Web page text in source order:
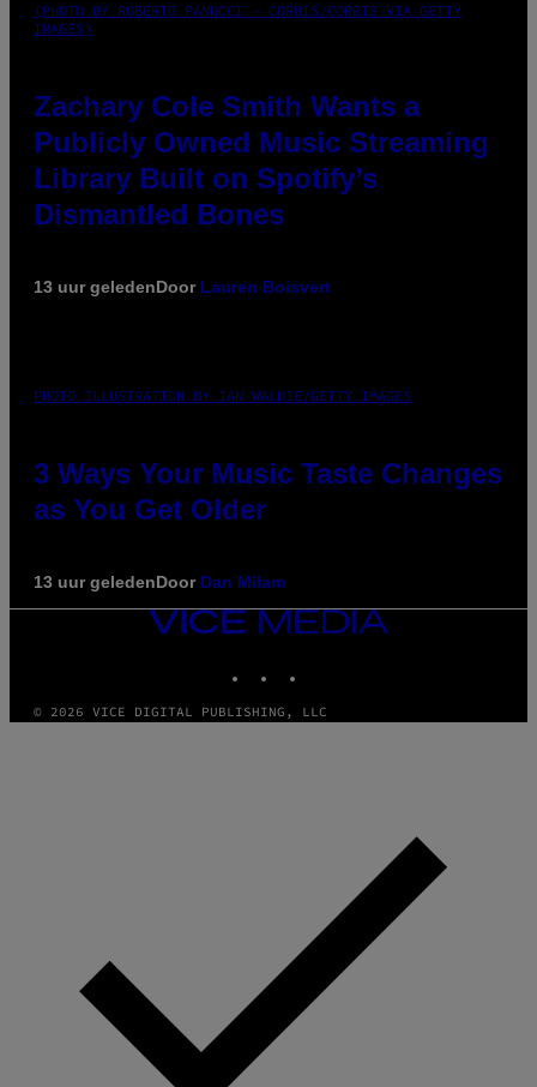
(PHOTO BY ROBERTO PANUCCI – CORBIS/CORBIS VIA GETTY
IMAGES)
Zachary Cole Smith Wants a
Publicly Owned Music Streaming
Library Built on Spotify’s
Dismantled Bones
13 uur geledenDoor Lauren Boisvert
PHOTO ILLUSTRATION BY IAN WALDIE/GETTY IMAGES
3 Ways Your Music Taste Changes
as You Get Older
13 uur geledenDoor Dan Milam
VICE
MEDIA
© 2026 VICE DIGITAL PUBLISHING, LLC